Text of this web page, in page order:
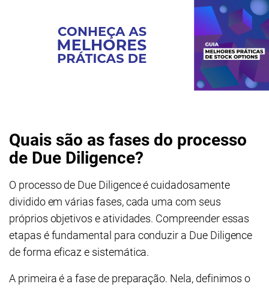
Quais são as fases do processo
de Due Diligence?
O processo de Due Diligence é cuidadosamente
dividido em várias fases, cada uma com seus
próprios objetivos e atividades. Compreender essas
etapas é fundamental para conduzir a Due Diligence
de forma eficaz e sistemática.
A primeira é a fase de preparação. Nela, definimos o